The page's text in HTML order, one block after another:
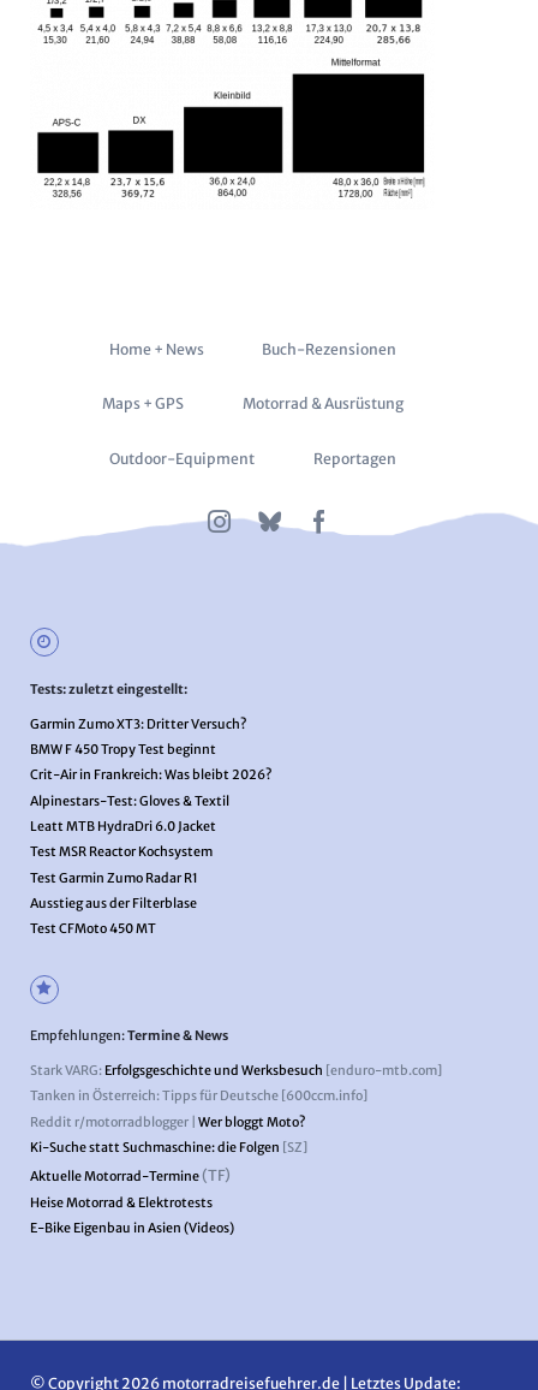
Navigation
Home + News Buch-Rezensionen
Maps + GPS Motorrad & Ausrüstung
Outdoor-Equipment Reportagen
Tests: zuletzt eingestellt:
Garmin Zumo XT3: Dritter Versuch?
BMW F 450 Tropy Test beginnt
Crit-Air in Frankreich: Was bleibt 2026?
Alpinestars-Test: Gloves & Textil
Leatt MTB HydraDri 6.0 Jacket
Test MSR Reactor Kochsystem
Test Garmin Zumo Radar R1
Ausstieg aus der Filterblase
Test CFMoto 450 MT
Empfehlungen:Termine & News
Stark VARG: Erfolgsgeschichte und Werksbesuch [enduro-mtb.com]
Tanken in Österreich: Tipps für Deutsche [600ccm.info]
Reddit r/motorradblogger | Wer bloggt Moto?
Ki-Suche statt Suchmaschine: die Folgen [SZ]
Aktuelle Motorrad-Termine(TF)
Heise Motorrad & Elektrotests
E-Bike Eigenbau in Asien (Videos)
© Copyright 2026 motorradreisefuehrer.de | Letztes Update: